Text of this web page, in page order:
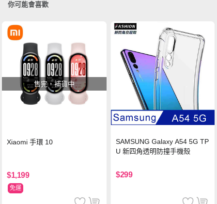
你可能會喜歡
售完，補貨中
Xiaomi 手環 10
$1,199
免運
SAMSUNG Galaxy A54 5G TP
U 新四角透明防撞手機殼
$299